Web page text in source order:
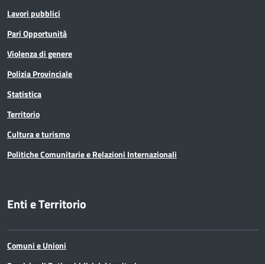
Lavori pubblici
Pari Opportunità
Violenza di genere
Polizia Provinciale
Statistica
Territorio
Cultura e turismo
Politiche Comunitarie e Relazioni Internazionali
Enti e Territorio
Comuni e Unioni